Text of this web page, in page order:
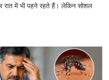
पहनने
खतरा
में भी पहने रहते हैं। लेकिन सोशल